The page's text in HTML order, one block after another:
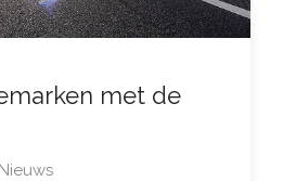
met de
Nieuws